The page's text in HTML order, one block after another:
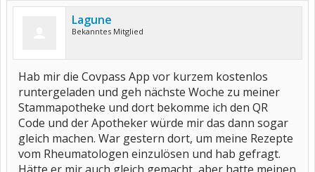
Lagune
Bekanntes Mitglied
Hab mir die Covpass App vor kurzem kostenlos
runtergeladen und geh nächste Woche zu meiner
Stammapotheke und dort bekomme ich den QR
Code und der Apotheker würde mir das dann sogar
gleich machen. War gestern dort, um meine Rezepte
vom Rheumatologen einzulösen und hab gefragt.